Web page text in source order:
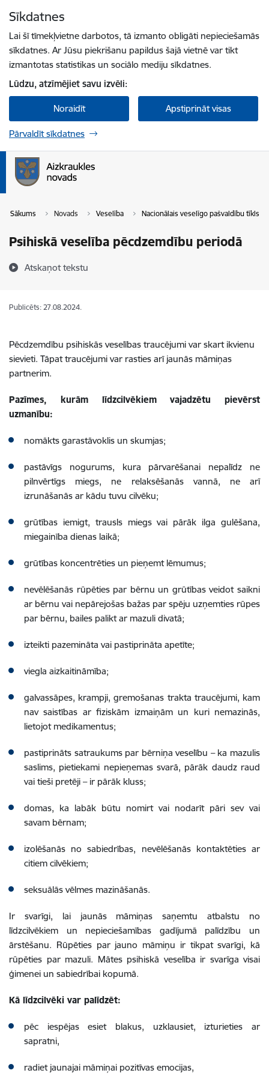
Sīkdatnes
Lai šī tīmekļvietne darbotos, tā izmanto obligāti nepieciešamās
sīkdatnes. Ar Jūsu piekrišanu papildus šajā vietnē var tikt
izmantotas statistikas un sociālo mediju sīkdatnes.
Lūdzu, atzīmējiet savu izvēli:
Noraidīt Apstiprināt visas
Pārvaldīt sīkdatnes
Sākums Novads Veselība Nacionālais veselīgo pašvaldību tīkls
Psihiskā veselība pēcdzemdību periodā
Atskaņot tekstu
Publicēts: 27.08.2024.
Pēcdzemdību psihiskās veselības traucējumi var skart ikvienu
sievieti. Tāpat traucējumi var rasties arī jaunās māmiņas
partnerim.
Pazīmes, kurām līdzcilvēkiem vajadzētu pievērst
uzmanību:
nomākts garastāvoklis un skumjas;
pastāvīgs nogurums, kura pārvarēšanai nepalīdz ne
pilnvērtīgs miegs, ne relaksēšanās vannā, ne arī
izrunāšanās ar kādu tuvu cilvēku;
grūtības iemigt, trausls miegs vai pārāk ilga gulēšana,
miegainība dienas laikā;
grūtības koncentrēties un pieņemt lēmumus;
nevēlēšanās rūpēties par bērnu un grūtības veidot saikni
ar bērnu vai nepārejošas bažas par spēju uzņemties rūpes
par bērnu, bailes palikt ar mazuli divatā;
izteikti pazemināta vai pastiprināta apetīte;
viegla aizkaitināmība;
galvassāpes, krampji, gremošanas trakta traucējumi, kam
nav saistības ar fiziskām izmaiņām un kuri nemazinās,
lietojot medikamentus;
pastiprināts satraukums par bērniņa veselību – ka mazulis
saslims, pietiekami nepieņemas svarā, pārāk daudz raud
vai tieši pretēji – ir pārāk kluss;
domas, ka labāk būtu nomirt vai nodarīt pāri sev vai
savam bērnam;
izolēšanās no sabiedrības, nevēlēšanās kontaktēties ar
citiem cilvēkiem;
seksuālās vēlmes mazināšanās.
Ir svarīgi, lai jaunās māmiņas saņemtu atbalstu no
līdzcilvēkiem un nepieciešamības gadījumā palīdzību un
ārstēšanu. Rūpēties par jauno māmiņu ir tikpat svarīgi, kā
rūpēties par mazuli. Mātes psihiskā veselība ir svarīga visai
ģimenei un sabiedrībai kopumā.
Kā līdzcilvēki var palīdzēt:
pēc iespējas esiet blakus, uzklausiet, izturieties ar
sapratni,
radiet jaunajai māmiņai pozitīvas emocijas,